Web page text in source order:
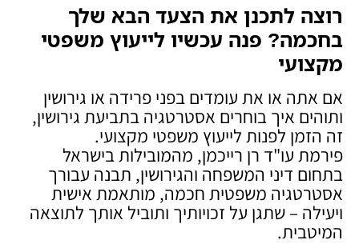
רוצה לתכנן את הצעד הבא שלך
בחכמה? פנה עכשיו לייעוץ משפטי
מקצועי
אם אתה או את עומדים בפני פרידה או גירושין
ותוהים איך בוחרים אסטרטגיה בתביעת גירושין,
זה הזמן לפנות לייעוץ משפטי מקצועי.
פירמת עו"ד רן רייכמן, מהמובילות בישראל
בתחום דיני המשפחה והגירושין, תבנה עבורך
אסטרטגיה משפטית חכמה, מותאמת אישית
ויעילה – שתגן על זכויותיך ותוביל אותך לתוצאה
המיטבית.